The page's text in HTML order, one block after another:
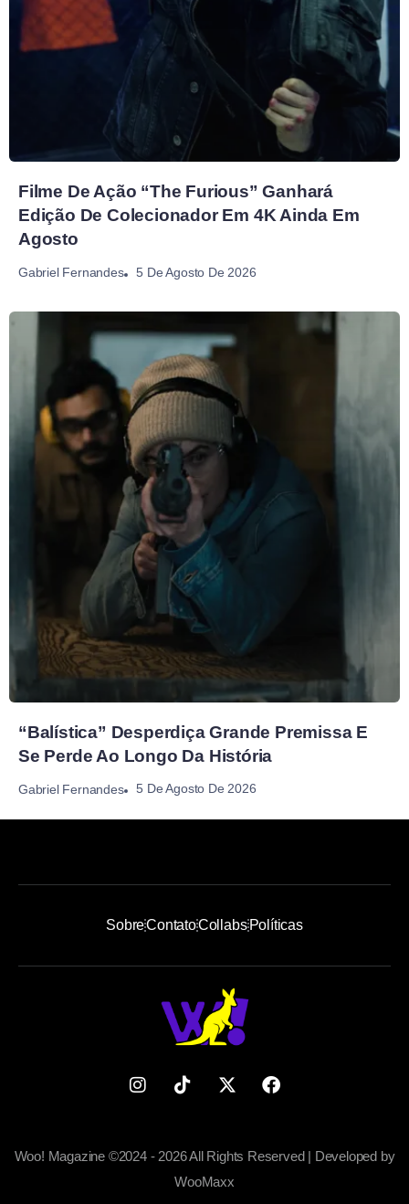
Filme De Ação “The Furious” Ganhará
Edição De Colecionador Em 4K Ainda Em
Agosto
Gabriel Fernandes 5 De Agosto De 2026
“Balística” Desperdiça Grande Premissa E
Se Perde Ao Longo Da História
Gabriel Fernandes 5 De Agosto De 2026
SobreContatoCollabsPolíticas
Woo! Magazine ©2024 - 2026 All Rights Reserved | Developed by
WooMaxx